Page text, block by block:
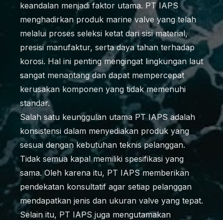
keandalan menjadi faktor utama. PT IAPS
menghadirkan produk marine valve yang telah
melalui proses seleksi ketat dari sisi material,
presisi manufaktur, serta daya tahan terhadap
korosi. Hal ini penting mengingat lingkungan laut
sangat menantang dan dapat mempercepat
kerusakan komponen yang tidak memenuhi
standar.
Salah satu keunggulan utama PT IAPS adalah
konsistensi dalam menyediakan produk yang
sesuai dengan kebutuhan teknis pelanggan.
Tidak semua kapal memiliki spesifikasi yang
sama. Oleh karena itu, PT IAPS memberikan
pendekatan konsultatif agar setiap pelanggan
mendapatkan jenis dan ukuran valve yang tepat.
Selain itu, PT IAPS juga mengutamakan